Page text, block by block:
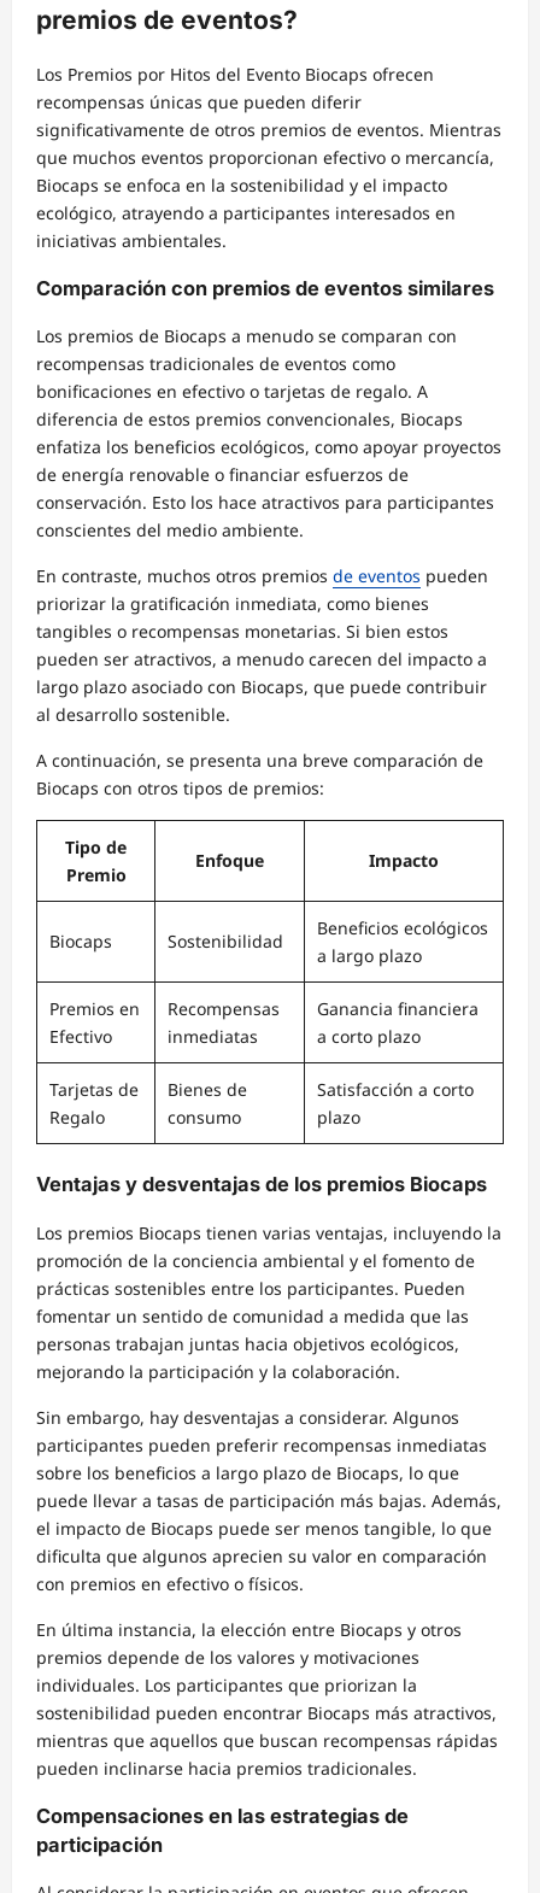
premios de eventos?
Los Premios por Hitos del Evento Biocaps ofrecen
recompensas únicas que pueden diferir
significativamente de otros premios de eventos. Mientras
que muchos eventos proporcionan efectivo o mercancía,
Biocaps se enfoca en la sostenibilidad y el impacto
ecológico, atrayendo a participantes interesados en
iniciativas ambientales.
Comparación con premios de eventos similares
Los premios de Biocaps a menudo se comparan con
recompensas tradicionales de eventos como
bonificaciones en efectivo o tarjetas de regalo. A
diferencia de estos premios convencionales, Biocaps
enfatiza los beneficios ecológicos, como apoyar proyectos
de energía renovable o financiar esfuerzos de
conservación. Esto los hace atractivos para participantes
conscientes del medio ambiente.
En contraste, muchos otros premios de eventos pueden
priorizar la gratificación inmediata, como bienes
tangibles o recompensas monetarias. Si bien estos
pueden ser atractivos, a menudo carecen del impacto a
largo plazo asociado con Biocaps, que puede contribuir
al desarrollo sostenible.
A continuación, se presenta una breve comparación de
Biocaps con otros tipos de premios:
Tipo de
Premio
Enfoque Impacto
Biocaps Sostenibilidad
Beneficios ecológicos
a largo plazo
Premios en
Efectivo
Recompensas
inmediatas
Ganancia financiera
a corto plazo
Tarjetas de
Regalo
Bienes de
consumo
Satisfacción a corto
plazo
Ventajas y desventajas de los premios Biocaps
Los premios Biocaps tienen varias ventajas, incluyendo la
promoción de la conciencia ambiental y el fomento de
prácticas sostenibles entre los participantes. Pueden
fomentar un sentido de comunidad a medida que las
personas trabajan juntas hacia objetivos ecológicos,
mejorando la participación y la colaboración.
Sin embargo, hay desventajas a considerar. Algunos
participantes pueden preferir recompensas inmediatas
sobre los beneficios a largo plazo de Biocaps, lo que
puede llevar a tasas de participación más bajas. Además,
el impacto de Biocaps puede ser menos tangible, lo que
dificulta que algunos aprecien su valor en comparación
con premios en efectivo o físicos.
En última instancia, la elección entre Biocaps y otros
premios depende de los valores y motivaciones
individuales. Los participantes que priorizan la
sostenibilidad pueden encontrar Biocaps más atractivos,
mientras que aquellos que buscan recompensas rápidas
pueden inclinarse hacia premios tradicionales.
Compensaciones en las estrategias de
participación